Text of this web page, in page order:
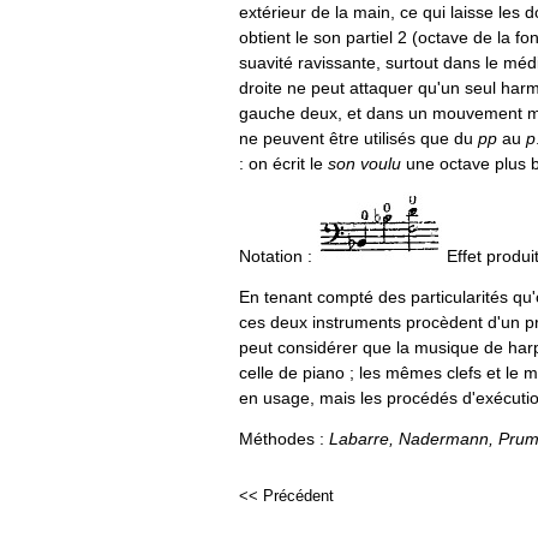
extérieur de la main, ce qui laisse les
obtient le son partiel 2 (octave de la
suavité ravissante, surtout dans le
droite ne peut attaquer qu'un seul
gauche deux, et dans un mouvement
ne peuvent être utilisés que du pp au p
: on écrit le son voulu une octave plus
Notation : Effet
En tenant compté des particularités
ces deux instruments procèdent d'un
peut considérer que la musique de
celle de piano ; les mêmes clefs et le
en usage, mais les procédés
Méthodes : Labarre, Nadermann,
<< Précédent